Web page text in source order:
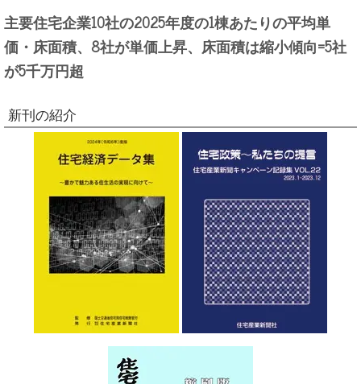
主要住宅企業10社の2025年度の1棟あたりの平均単
価・床面積、8社が単価上昇、床面積は縮小傾向=5社
が5千万円超
新刊の紹介